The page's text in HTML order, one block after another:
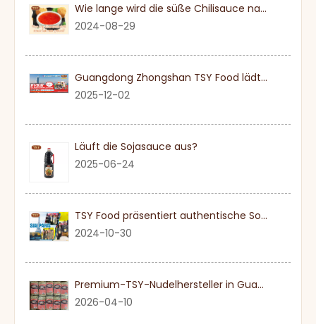
Wie lange wird die süße Chilisauce nach einmal eröffnet?
2024-08-29
Guangdong Zhongshan TSY Food lädt Sie herzlich ein, die Dubai Gulfood Exhibition 2026 zu besuchen
2025-12-02
Läuft die Sojasauce aus?
2025-06-24
TSY Food präsentiert authentische Sojasauce auf der SIAL PARIS 2024
2024-10-30
Premium-TSY-Nudelhersteller in Guangdong
2026-04-10